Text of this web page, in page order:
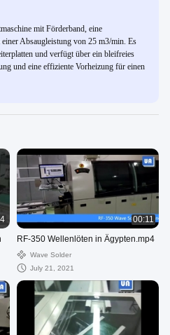
mit Förderband, eine
Absaugleistung von 25 m3/min. Es
und verfügt über ein bleifreies
und eine effiziente Vorheizung für einen
00:11
RF-350 Wellenlöten in Ägypten.mp4
Wave Solder
July 21, 2021